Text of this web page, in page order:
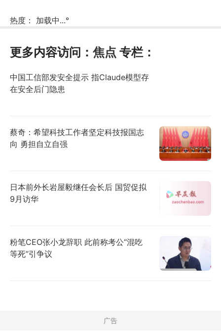
热度： 加载中...°
更多内容访问： 焦点 专栏：
中国工信部发安全提示 指Claude模型存
在安全后门隐患
蔡奇：希望科技工作者坚定科技报国志
向 勇担自立自强
日本前外长岩屋毅继任会长后 国贸促拟
9月访华
粉笔CEO张小龙辞职 此前称考公“混吃
等死”引争议